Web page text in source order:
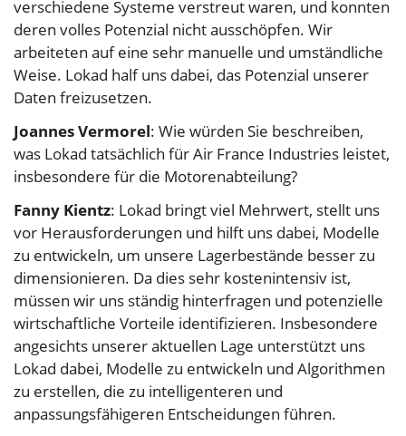
verschiedene Systeme verstreut waren, und konnten
deren volles Potenzial nicht ausschöpfen. Wir
arbeiteten auf eine sehr manuelle und umständliche
Weise. Lokad half uns dabei, das Potenzial unserer
Daten freizusetzen.
Joannes Vermorel: Wie würden Sie beschreiben,
was Lokad tatsächlich für Air France Industries leistet,
insbesondere für die Motorenabteilung?
Fanny Kientz: Lokad bringt viel Mehrwert, stellt uns
vor Herausforderungen und hilft uns dabei, Modelle
zu entwickeln, um unsere Lagerbestände besser zu
dimensionieren. Da dies sehr kostenintensiv ist,
müssen wir uns ständig hinterfragen und potenzielle
wirtschaftliche Vorteile identifizieren. Insbesondere
angesichts unserer aktuellen Lage unterstützt uns
Lokad dabei, Modelle zu entwickeln und Algorithmen
zu erstellen, die zu intelligenteren und
anpassungsfähigeren Entscheidungen führen.